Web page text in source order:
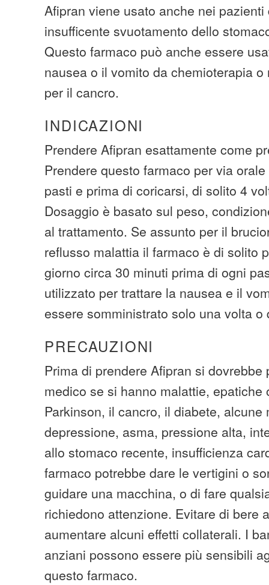
Afipran viene usato anche nei
insufficente svuotamento dello
Questo farmaco può anche essere
nausea o il vomito da chemioterapia
per il cancro.
INDICAZIONI
Prendere Afipran esattamente come
Prendere questo farmaco per via
pasti e prima di coricarsi, di solito 4
Dosaggio è basato sul peso,
al trattamento. Se assunto per il
reflusso malattia il farmaco è di solito
giorno circa 30 minuti prima di ogni
utilizzato per trattare la nausea e il
essere somministrato solo una volta
PRECAUZIONI
Prima di prendere Afipran si
medico se si hanno malattie, epatiche
Parkinson, il cancro, il diabete,
depressione, asma, pressione alta,
allo stomaco recente, insufficienza
farmaco potrebbe dare le vertigini o
guidare una macchina, o di fare
richiedono attenzione. Evitare di bere
aumentare alcuni effetti collaterali. I
anziani possono essere più sensibili
questo farmaco.